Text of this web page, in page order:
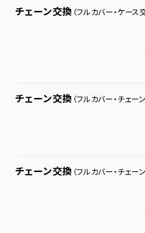
チェーン交換 （フルカバー・ケース
チェーン交換 （フルカバー・チェー
チェーン交換 （フルカバー・チェー